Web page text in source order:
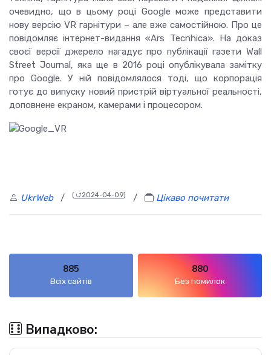
очевидно, що в цьому році Google може представити
нову версію VR гарнітури – але вже самостійною. Про це
повідомляє інтернет-видання «Ars Tecnhica». На доказ
своєї версії джерело нагадує про публікації газети Wall
Street Journal, яка ще в 2016 році опублікувала замітку
про Google. У ній повідомлялося тоді, що корпорація
готує до випуску новий пристрій віртуальної реальності,
доповнене екраном, камерами і процесором.
UkrWeb/ ( ⮍2024-04-09) / Цікаво почитати
885
Всіх сайтів
880
Без помилок
Випадково: